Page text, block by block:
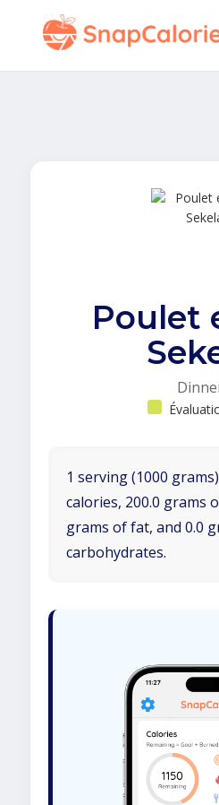
Poulet
1 serving (1000
calories, 200.0 grams
grams of fat, and 0.0
carbohydrates.